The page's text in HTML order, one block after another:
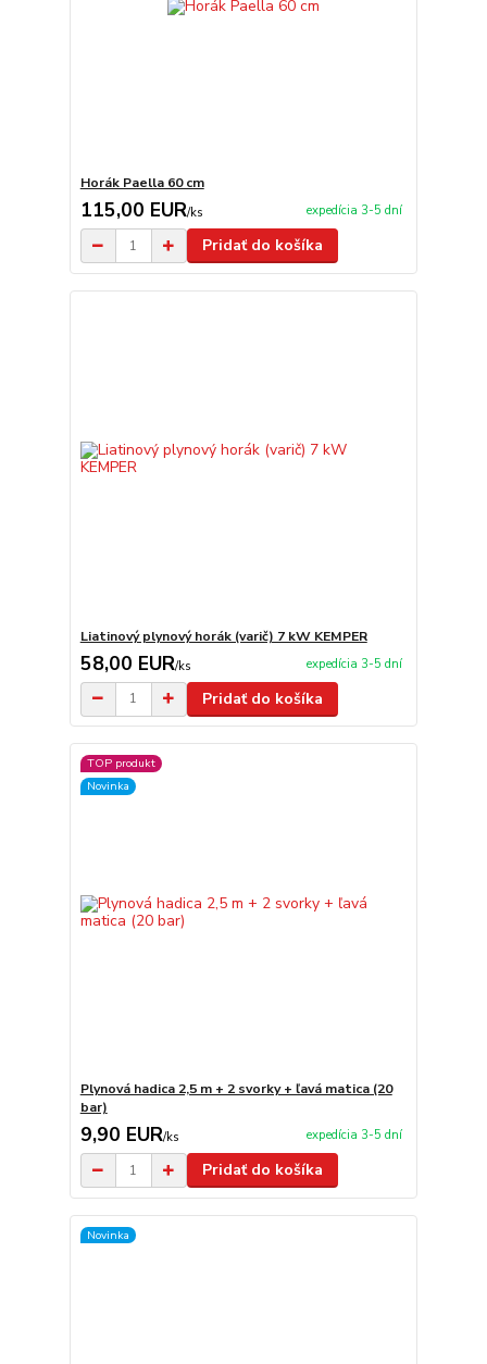
Horák Paella 60 cm
115,00 EUR/ks expedícia 3-5 dní
Pridať do košíka
Liatinový plynový horák (varič) 7 kW KEMPER
58,00 EUR/ks expedícia 3-5 dní
Pridať do košíka
TOP produkt
Novinka
Plynová hadica 2,5 m + 2 svorky + ľavá matica (20
bar)
9,90 EUR/ks expedícia 3-5 dní
Pridať do košíka
Novinka